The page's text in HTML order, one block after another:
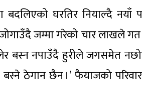
घरतिर नियाल्दै नयाँ
जम्मा गरेको चार लाखले गत
बस्न नपाउँदै हुरीले जगसमेत
ठेगान छैन ।’ फैयाजको